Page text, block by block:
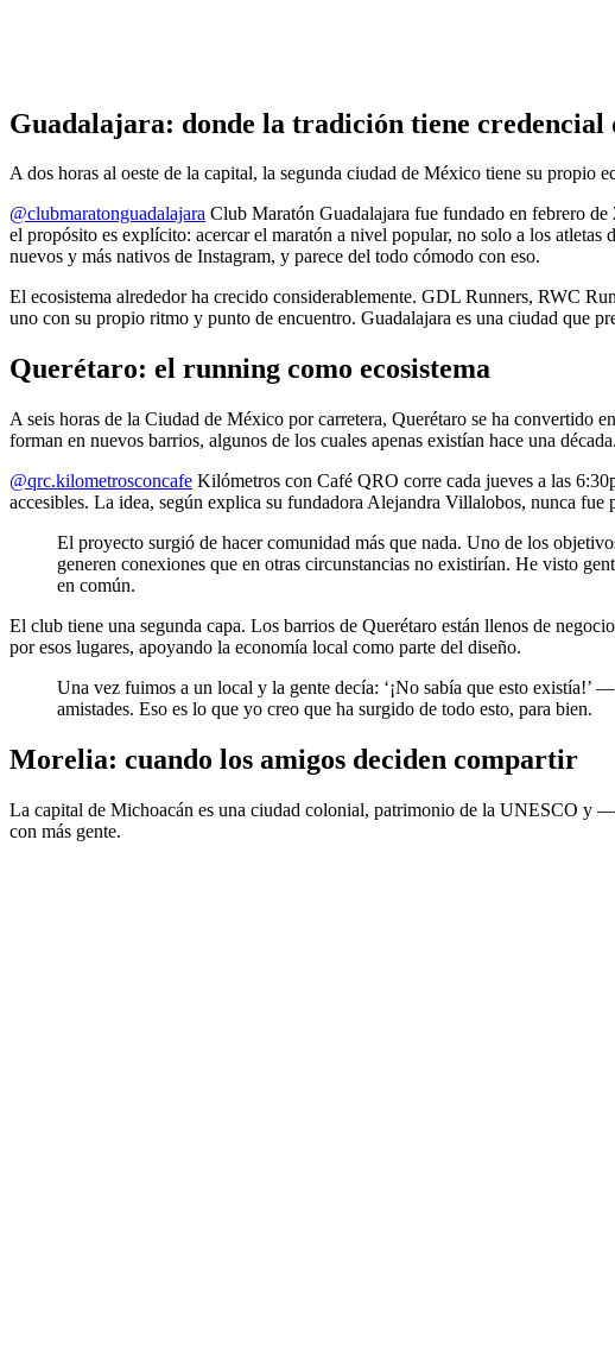
Guadalajara: donde la tradición tiene credencial
A dos horas al oeste de la capital, la segunda ciudad de México tiene su
@clubmaratonguadalajara Club Maratón Guadalajara fue fundado en febrero
el propósito es explícito: acercar el maratón a nivel popular, no solo a los
nuevos y más nativos de Instagram, y parece del todo cómodo con eso.
El ecosistema alrededor ha crecido considerablemente. GDL Runners, RWC
uno con su propio ritmo y punto de encuentro. Guadalajara es una ciudad que
Querétaro: el running como ecosistema
A seis horas de la Ciudad de México por carretera, Querétaro se ha convertido
forman en nuevos barrios, algunos de los cuales apenas existían hace una década.
@qrc.kilometrosconcafe Kilómetros con Café QRO corre cada jueves a las
accesibles. La idea, según explica su fundadora Alejandra Villalobos, nunca fue
El proyecto surgió de hacer comunidad más que nada. Uno de los
generen conexiones que en otras circunstancias no existirían. He visto
en común.
El club tiene una segunda capa. Los barrios de Querétaro están llenos de
por esos lugares, apoyando la economía local como parte del diseño.
Una vez fuimos a un local y la gente decía: ‘¡No sabía que esto
amistades. Eso es lo que yo creo que ha surgido de todo esto, para bien.
Morelia: cuando los amigos deciden compartir
La capital de Michoacán es una ciudad colonial, patrimonio de la UNESCO y
con más gente.